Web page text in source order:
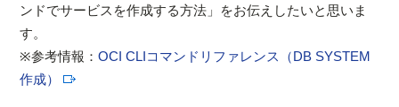
ンドでサービスを作成する方法」をお伝えしたいと思いま
す。
※参考情報：OCI CLIコマンドリファレンス（DB SYSTEM
作成）